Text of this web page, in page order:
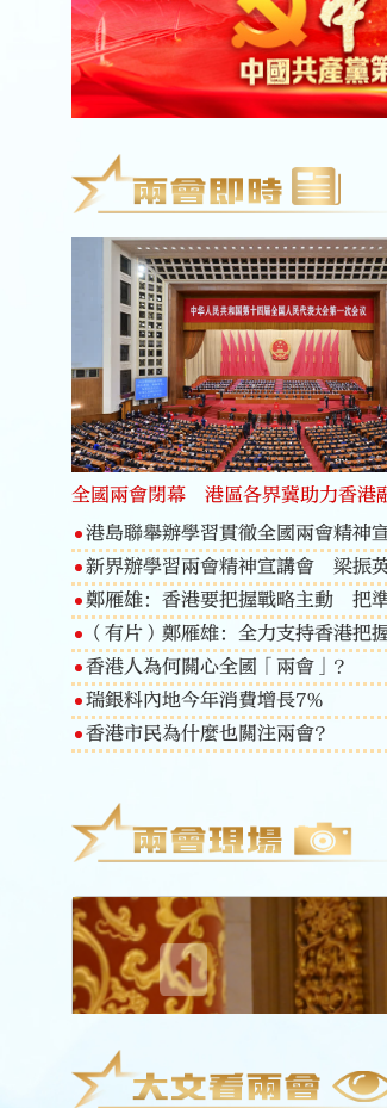
9.第十四
閉 幕
全國兩會閉幕 港區各界冀助力香港
港島聯舉辦學習貫徹全國兩會精神
新界辦學習兩會精神宣講會 梁振
鄭雁雄：香港要把握戰略主動 把
（有片）鄭雁雄：全力支持香港把
香港人為何關心全國「兩會」？
瑞銀料內地今年消費增長7%
香港市民為什麼也關注兩會？